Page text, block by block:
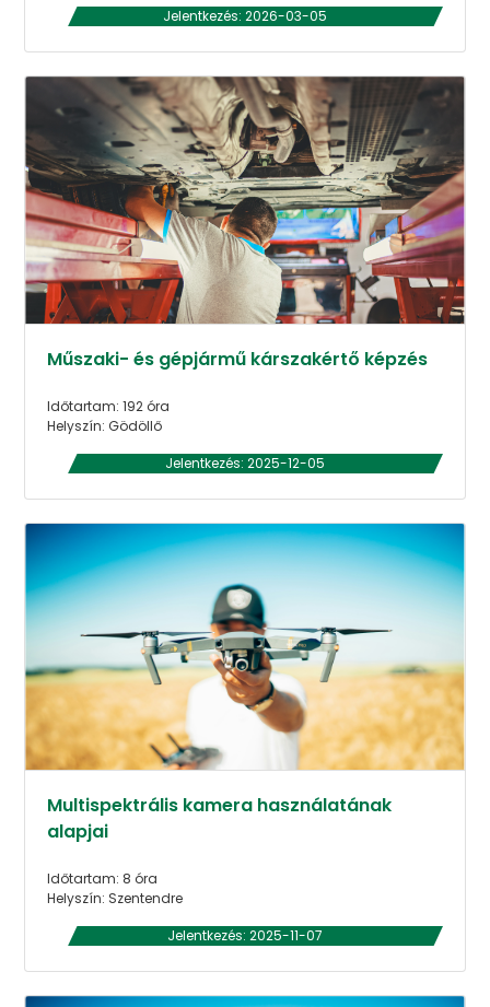
Jelentkezés: 2026-03-05
Műszaki- és gépjármű kárszakértő képzés
Időtartam: 192 óra
Helyszín: Gödöllő
Jelentkezés: 2025-12-05
Multispektrális kamera használatának
alapjai
Időtartam: 8 óra
Helyszín: Szentendre
Jelentkezés: 2025-11-07